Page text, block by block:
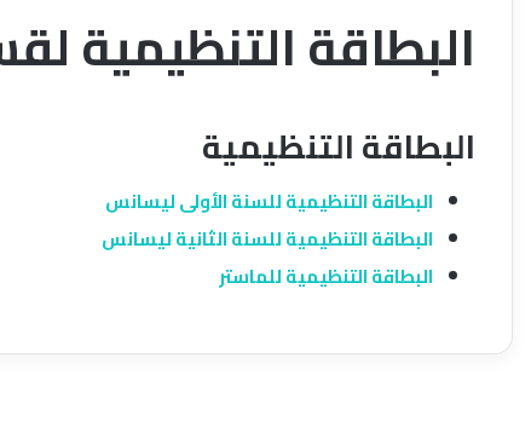
البطاقة التنظيمية
البطاقة التنظيمية
البطاقة التنظيمية للسنة الأولى ليسانس
البطاقة التنظيمية للسنة الثانية ليسانس
البطاقة التنظيمية للماستر